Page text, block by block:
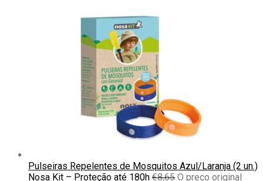
Pulseiras Repelentes de Mosquitos Azul/Laranja (2 un.)
Nosa Kit – Proteção até 180h €8,65 O preço original